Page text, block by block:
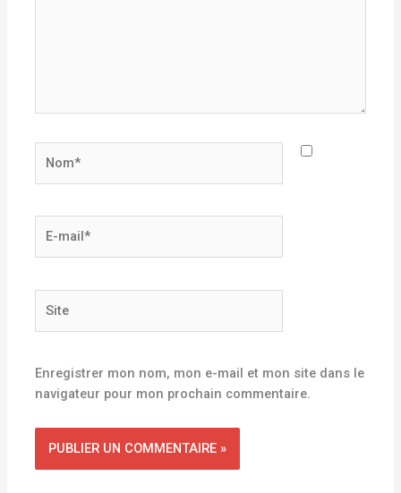
mail*
Enregistrer mon nom, mon e-mail et mon site dans le
navigateur pour mon prochain commentaire.